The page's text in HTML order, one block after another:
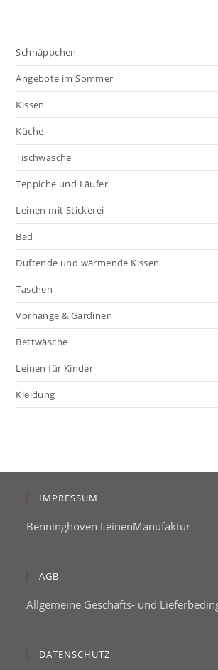
Schnäppchen
Angebote im Sommer
Kissen
Küche
Tischwäsche
Teppiche und Läufer
Leinen mit Stickerei
Bad
Duftende und wärmende Kissen
Taschen
Vorhänge & Gardinen
Bettwäsche
Leinen für Kinder
Kleidung
IMPRESSUM
Benninghoven LeinenManufaktur
AGB
Allgemeine Geschäfts- und
DATENSCHUTZ